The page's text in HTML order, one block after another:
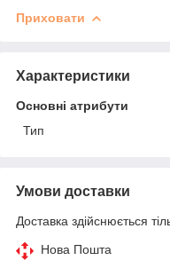
Приховати
Характеристики
Основні атрибути
Тип
Умови доставки
Доставка здійснюється
Нова Пошта